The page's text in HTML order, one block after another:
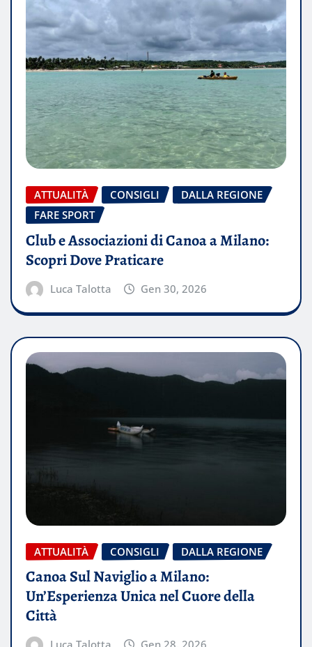
ATTUALITÀ CONSIGLI
DALLA REGIONE
FARE SPORT
Club e Associazioni di Canoa a Milano:
Scopri Dove Praticare
Luca Talotta Gen 30, 2026
ATTUALITÀ CONSIGLI DALLA REGIONE
Canoa Sul Naviglio a Milano:
Un’Esperienza Unica nel Cuore della
Città